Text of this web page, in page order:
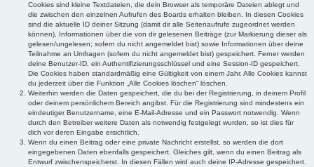
Cookies sind kleine Textdateien, die dein Browser als temporäre Dateien ablegt und
die zwischen den einzelnen Aufrufen des Boards erhalten bleiben. In diesen Cookies
sind die aktuelle ID deiner Sitzung (damit dir alle Seitenaufrufe zugeordnet werden
können), Informationen über die von dir gelesenen Beiträge (zur Markierung dieser als
gelesen/ungelesen; sofern du nicht angemeldet bist) sowie Informationen über deine
Teilnahme an Umfragen (sofern du nicht angemeldet bist) gespeichert. Ferner werden
deine Benutzer-ID, ein Authentifizierungsschlüssel und eine Session-ID gespeichert.
Die Cookies haben standardmäßig eine Gültigkeit von einem Jahr. Alle Cookies kannst
du jederzeit über die Funktion „Alle Cookies löschen“ löschen.
Weiterhin werden die Daten gespeichert, die du bei der Registrierung, in deinem Profil
oder deinem persönlichem Bereich angibst. Für die Registrierung sind mindestens ein
eindeutiger Benutzername, eine E-Mail-Adresse und ein Passwort notwendig. Wenn
durch den Betreiber weitere Daten als notwendig festgelegt wurden, so ist dies für
dich vor deren Eingabe ersichtlich.
Wenn du einen Beitrag oder eine private Nachricht erstellst, so werden die dort
eingegebenen Daten ebenfalls gespeichert. Gleiches gilt, wenn du einen Beitrag als
Entwurf zwischenspeicherst. In diesen Fällen wird auch deine IP-Adresse gespeichert.